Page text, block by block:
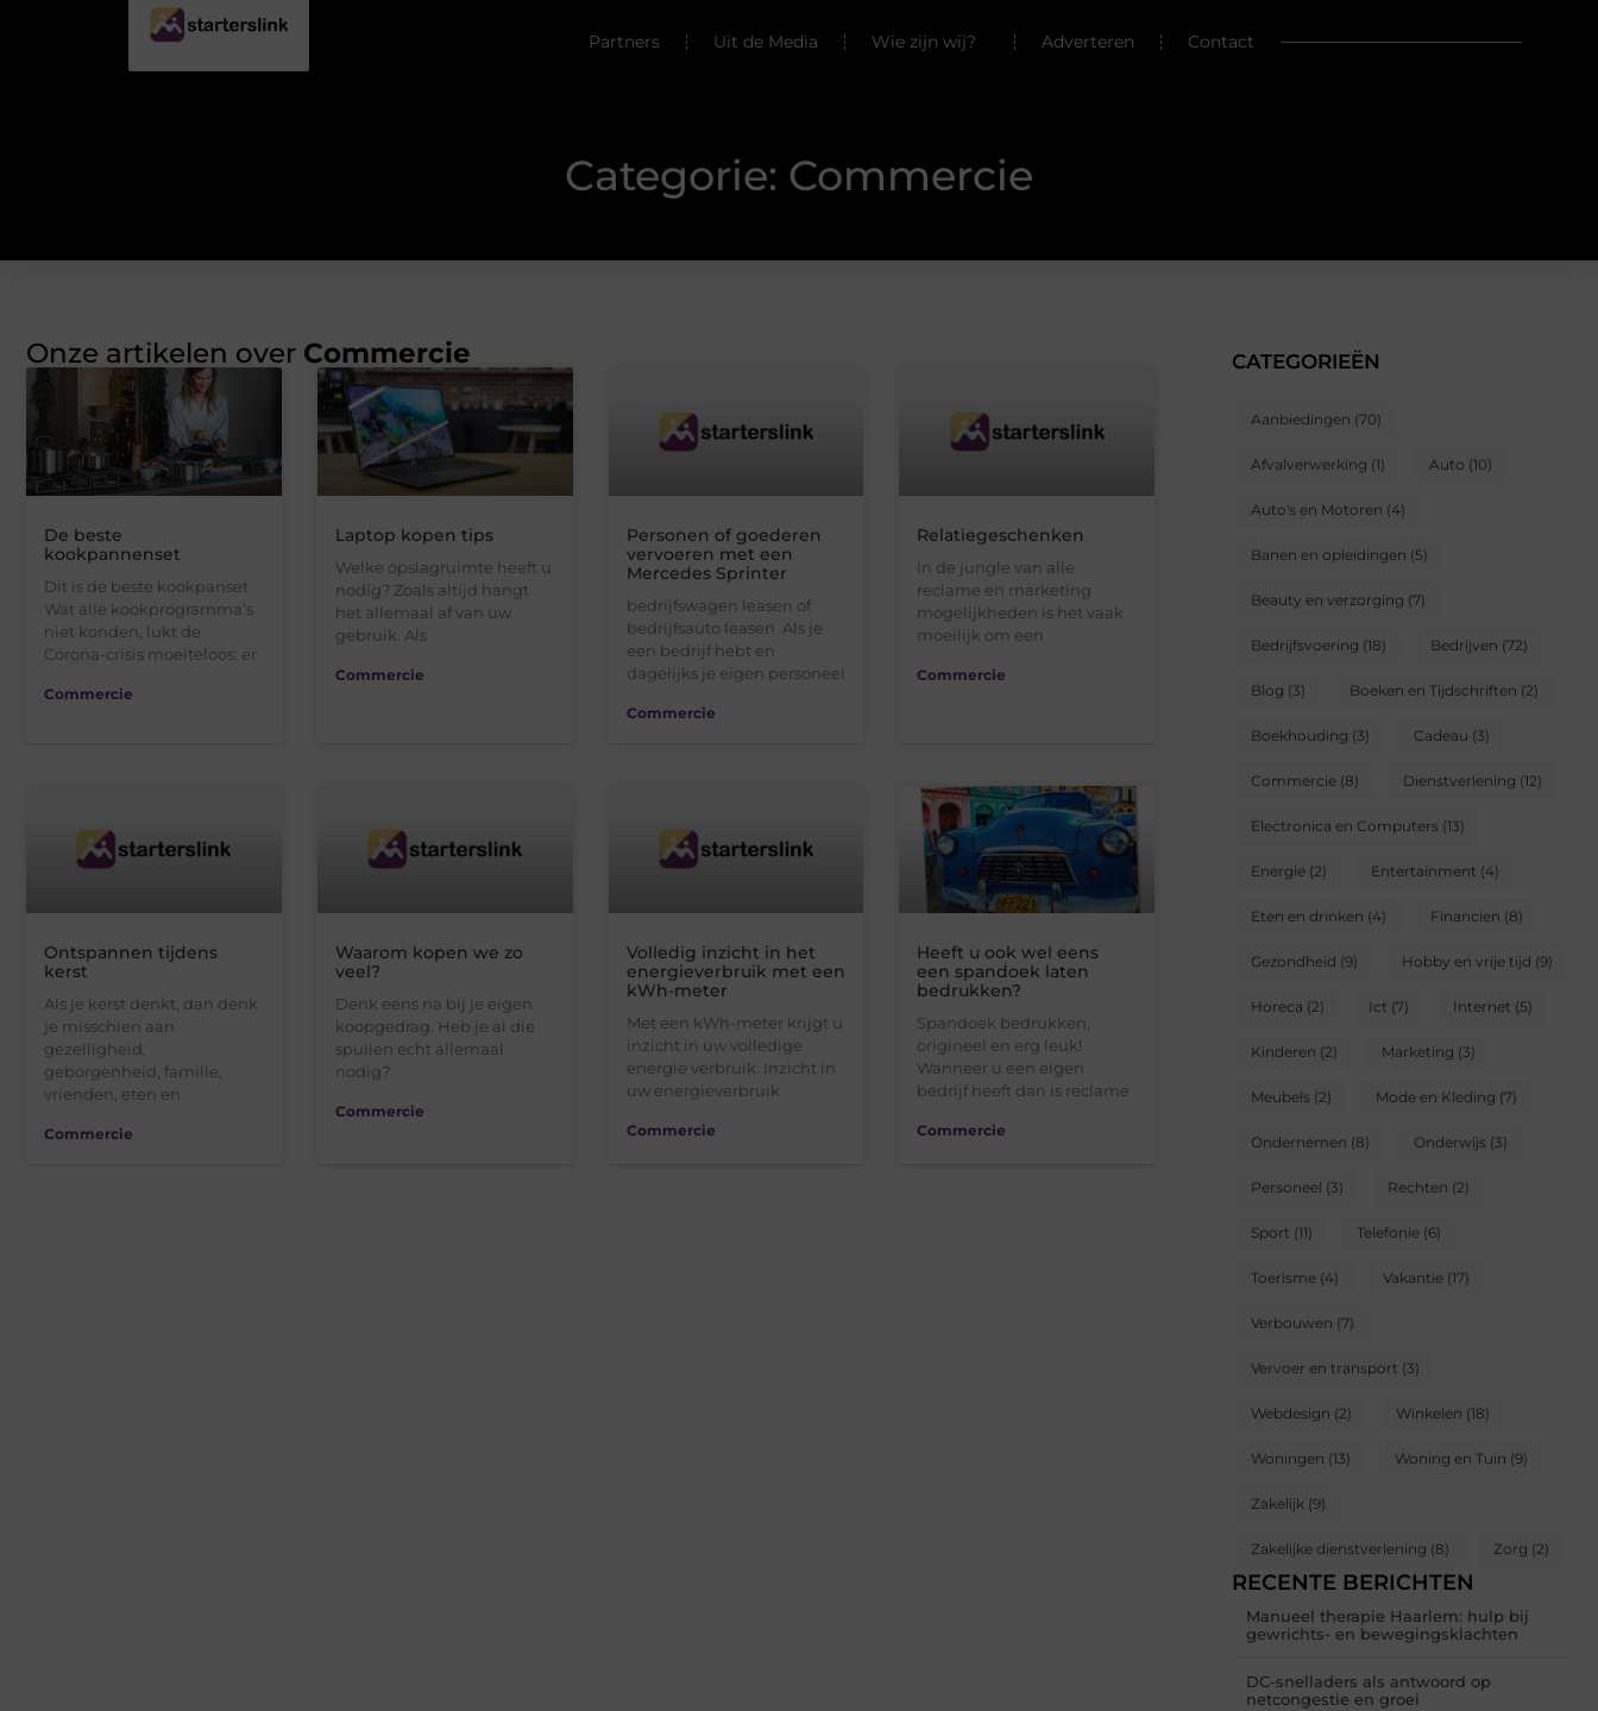
Partners Uit de Media Wie zijn wij? Adverteren Contact
Categorie: Commercie
Onze artikelen over Commercie
De beste
kookpannenset
Dit is de beste kookpanset
Wat alle kookprogramma’s
niet konden, lukt de
Corona-crisis moeiteloos: er
Commercie
Laptop kopen tips
Welke opslagruimte heeft u
nodig? Zoals altijd hangt
het allemaal af van uw
gebruik. Als
Commercie
Personen of goederen
vervoeren met een
Mercedes Sprinter
bedrijfswagen leasen of
bedrijfsauto leasen Als je
een bedrijf hebt en
dagelijks je eigen personeel
Commercie
Relatiegeschenken
In de jungle van alle
reclame en marketing
mogelijkheden is het vaak
moeilijk om een
Commercie
Ontspannen tijdens
kerst
Als je kerst denkt, dan denk
je misschien aan
gezelligheid,
geborgenheid, familie,
vrienden, eten en
Commercie
Waarom kopen we zo
veel?
Denk eens na bij je eigen
koopgedrag. Heb je al die
spullen echt allemaal
nodig?
Commercie
Volledig inzicht in het
energieverbruik met een
kWh-meter
Met een kWh-meter krijgt u
inzicht in uw volledige
energie verbruik. Inzicht in
uw energieverbruik
Commercie
Heeft u ook wel eens
een spandoek laten
bedrukken?
Spandoek bedrukken,
origineel en erg leuk!
Wanneer u een eigen
bedrijf heeft dan is reclame
Commercie
CATEGORIEËN
Aanbiedingen (70)
Afvalverwerking (1) Auto (10)
Auto's en Motoren (4)
Banen en opleidingen (5)
Beauty en verzorging (7)
Bedrijfsvoering (18) Bedrijven (72)
Blog (3) Boeken en Tijdschriften (2)
Boekhouding (3) Cadeau (3)
Commercie (8) Dienstverlening (12)
Electronica en Computers (13)
Energie (2) Entertainment (4)
Eten en drinken (4) Financien (8)
Gezondheid (9) Hobby en vrije tijd (9)
Horeca (2) Ict (7) Internet (5)
Kinderen (2) Marketing (3)
Meubels (2) Mode en Kleding (7)
Ondernemen (8) Onderwijs (3)
Personeel (3) Rechten (2)
Sport (11) Telefonie (6)
Toerisme (4) Vakantie (17)
Verbouwen (7)
Vervoer en transport (3)
Webdesign (2) Winkelen (18)
Woningen (13) Woning en Tuin (9)
Zakelijk (9)
Zakelijke dienstverlening (8) Zorg (2)
RECENTE BERICHTEN
Manueel therapie Haarlem: hulp bij
gewrichts- en bewegingsklachten
DC-snelladers als antwoord op
netcongestie en groei